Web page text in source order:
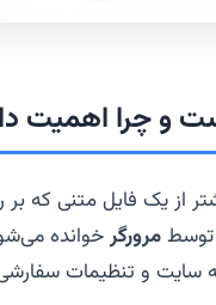
و چرا اهمیت
از یک فایل متنی که بر
توسطمرورگرخوانده
و تنظیمات